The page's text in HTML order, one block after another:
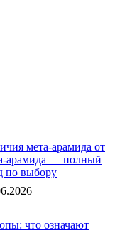
мета-арамида от
арамида — полный
по выбору
что означают